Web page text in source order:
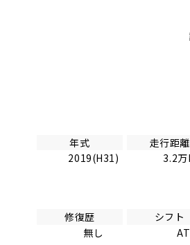
年式
2019(H31)
走行距離
3.2
修復歴
無し
シフト
AT